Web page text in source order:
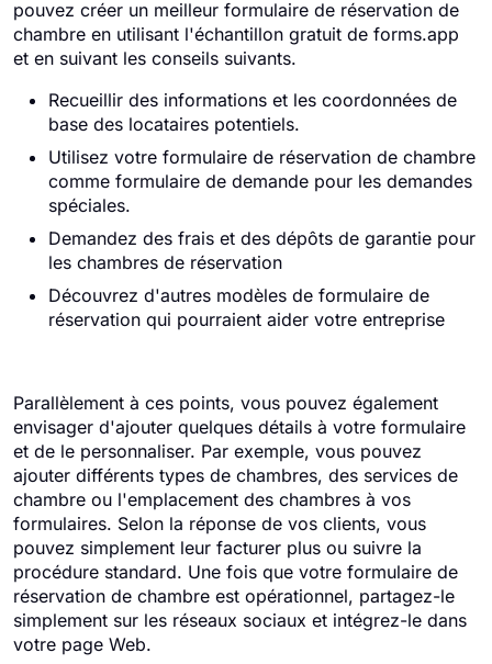
pouvez créer un meilleur formulaire de réservation de
chambre en utilisant l'échantillon gratuit de forms.app
et en suivant les conseils suivants.
Recueillir des informations et les coordonnées de
base des locataires potentiels.
Utilisez votre formulaire de réservation de chambre
comme formulaire de demande pour les demandes
spéciales.
Demandez des frais et des dépôts de garantie pour
les chambres de réservation
Découvrez d'autres modèles de formulaire de
réservation qui pourraient aider votre entreprise
Parallèlement à ces points, vous pouvez également
envisager d'ajouter quelques détails à votre formulaire
et de le personnaliser. Par exemple, vous pouvez
ajouter différents types de chambres, des services de
chambre ou l'emplacement des chambres à vos
formulaires. Selon la réponse de vos clients, vous
pouvez simplement leur facturer plus ou suivre la
procédure standard. Une fois que votre formulaire de
réservation de chambre est opérationnel, partagez-le
simplement sur les réseaux sociaux et intégrez-le dans
votre page Web.